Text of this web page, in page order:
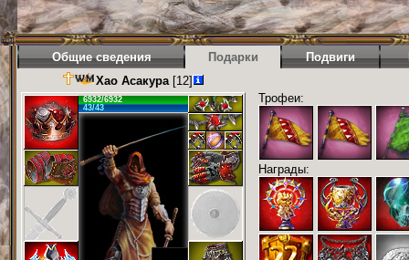
Общие сведения Подарки Подвиги
Хао Асакура[12]
6932/6932
43/43
Трофеи:
Награды: